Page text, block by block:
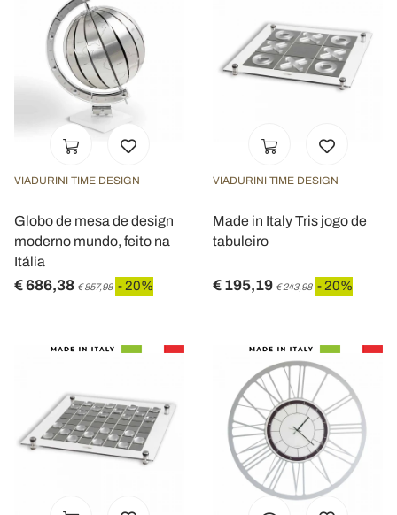
VIADURINI TIME DESIGN
Globo de mesa de design
moderno mundo, feito na
Itália
€ 686,38 € 857,98 - 20%
VIADURINI TIME DESIGN
Made in Italy Tris jogo de
tabuleiro
€ 195,19 € 243,98 - 20%